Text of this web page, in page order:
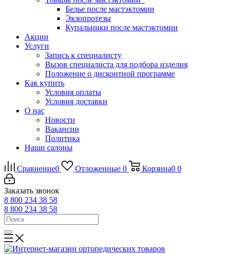
Белье после мастэктомии
Экзопротезы
Купальники после мастэктомии
Акции
Услуги
Запись к специалисту
Вызов специалиста для подбора изделия
Положение о дисконтной программе
Как купить
Условия оплаты
Условия доставки
О нас
Новости
Вакансии
Политика
Наши салоны
Сравнение0 Отложенные 0 Корзина0 0
Заказать звонок
8 800 234 38 58
8 800 234 38 58